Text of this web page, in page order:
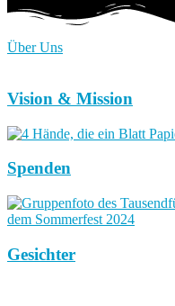
Über Uns
Vision & Mission
Spenden
Gesichter